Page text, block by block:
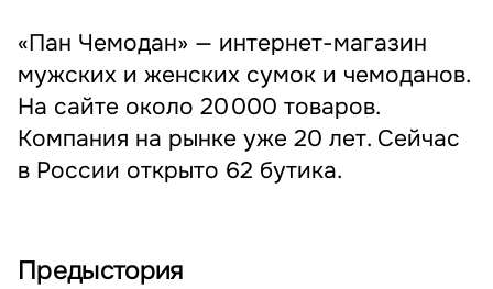
«Пан Чемодан» — интернет-магазин
мужских и женских сумок и чемоданов.
На сайте около 20 000 товаров.
Компания на рынке уже 20 лет. Сейчас
в России открыто 62 бутика.
Предыстория